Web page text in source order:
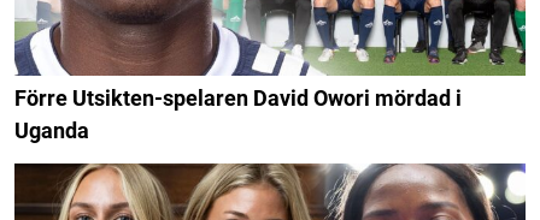
Förre Utsikten-spelaren David Owori mördad i
Uganda